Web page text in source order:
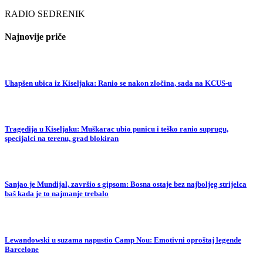
RADIO SEDRENIK
Najnovije priče
Uhapšen ubica iz Kiseljaka: Ranio se nakon zločina, sada na KCUS-u
Tragedija u Kiseljaku: Muškarac ubio punicu i teško ranio suprugu,
specijalci na terenu, grad blokiran
Sanjao je Mundijal, završio s gipsom: Bosna ostaje bez najboljeg strijelca
baš kada je to najmanje trebalo
Lewandowski u suzama napustio Camp Nou: Emotivni oproštaj legende
Barcelone